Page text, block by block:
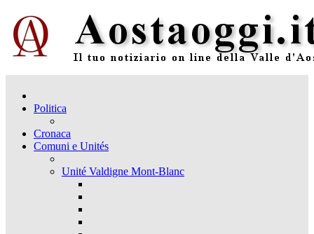
Politica
Cronaca
Comuni e Unités
Unité Valdigne Mont-Blanc